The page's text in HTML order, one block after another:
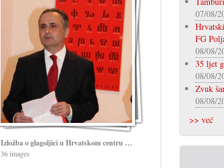
Izložba o glagoljici u Hrvatskom centru u Beču
36 images
07/08/
FG
08/08/
35 ljet
08/08/
Zvuk
08/08/
>> već